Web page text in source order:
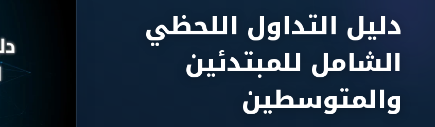
دليل التداول اللحظي
الشامل للمبتدئين
والمتوسطين